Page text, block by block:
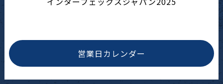
営業日カレンダー